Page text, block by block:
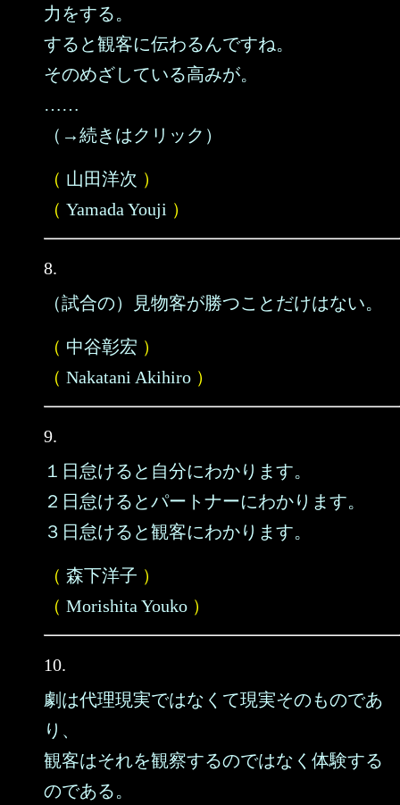
力をする。
すると観客に伝わるんですね。
そのめざしている高みが。
……
（→続きはクリック）
（ 山田洋次 ）
（ Yamada Youji ）
8.
（試合の）見物客が勝つことだけはない。
（ 中谷彰宏 ）
（ Nakatani Akihiro ）
9.
１日怠けると自分にわかります。
２日怠けるとパートナーにわかります。
３日怠けると観客にわかります。
（ 森下洋子 ）
（ Morishita Youko ）
10.
劇は代理現実ではなくて現実そのものであ
り、
観客はそれを観察するのではなく体験する
のである。